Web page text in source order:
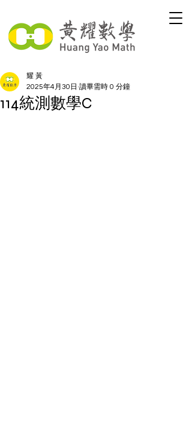
114統測數學C
耀 黃
2025年4月30日 讀畢需時 0 分鐘